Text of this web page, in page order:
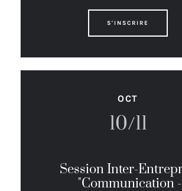
S'INSCRIRE
OCT
10/11
Session Inter-
"Communication -